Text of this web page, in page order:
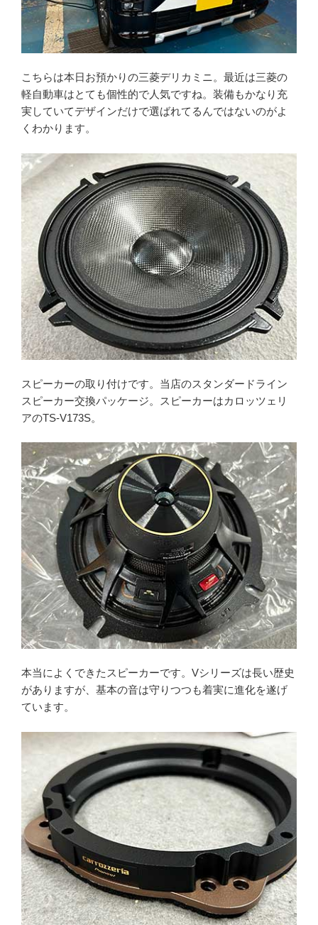
こちらは本日お預かりの三菱デリカミニ。最近は三菱の
軽自動車はとても個性的で人気ですね。装備もかなり充
実していてデザインだけで選ばれてるんではないのがよ
くわかります。
スピーカーの取り付けです。当店のスタンダードライン
スピーカー交換パッケージ。スピーカーはカロッツェリ
アのTS-V173S。
本当によくできたスピーカーです。Vシリーズは長い歴史
がありますが、基本の音は守りつつも着実に進化を遂げ
ています。